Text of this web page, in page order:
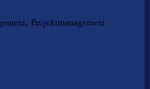
, Projektmanagement